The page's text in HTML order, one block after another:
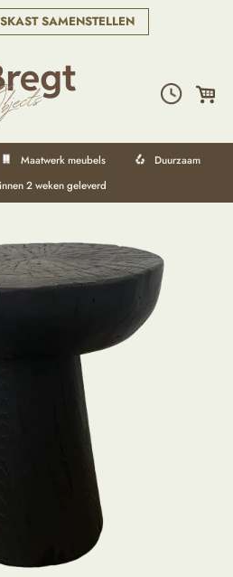
SAMENSTELLEN
Maatwerk meubels
Duurzaam
2 weken geleverd